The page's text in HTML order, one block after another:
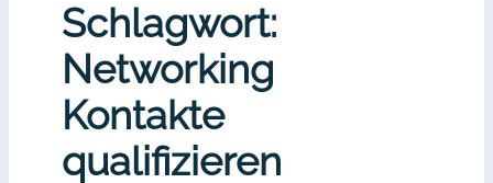
Schlagwort:
Networking
Kontakte
qualifizieren